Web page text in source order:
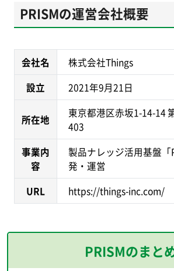
PRISMの運営会社概要
会社名
株式会社Things
設立
2021年9月21日
所在地
東京都港区赤坂1-14-14
403
事業内
容
製品ナレッジ活用基盤「
発・運営
URL
https://things-inc.com/
PRISMのまと